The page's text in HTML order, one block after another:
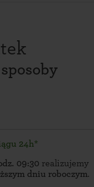
24h*
09:30 realizujemy
dniu roboczym.